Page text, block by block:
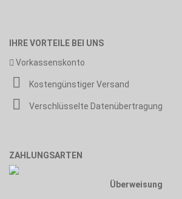
IHRE VORTEILE BEI UNS
Vorkassenskonto
Kostengünstiger Versand
Verschlüsselte Datenübertragung
ZAHLUNGSARTEN
Überweisung